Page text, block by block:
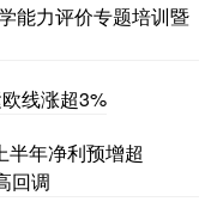
能力评价专题培训暨
线涨超3%
半年净利预增超
回调